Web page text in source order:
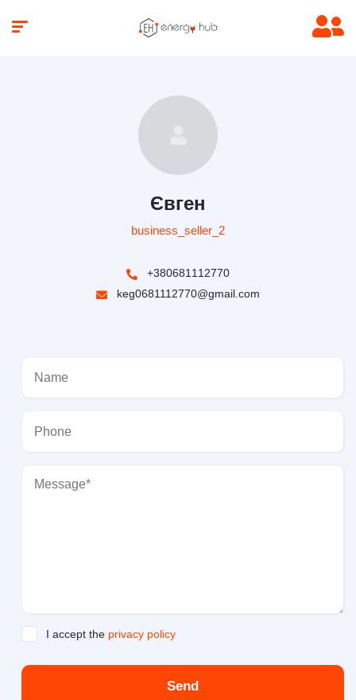
Євген
business_seller_2
+380681112770
keg0681112770@gmail.com
I accept the privacy policy
Send